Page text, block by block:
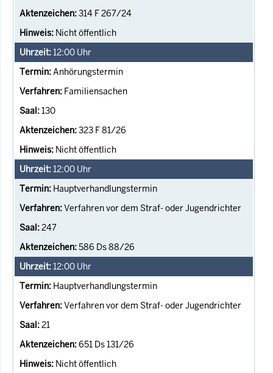
314 F 267/24
Nicht öffentlich
12:00 Uhr
Anhörungstermin
Familiensachen
130
323 F 81/26
Nicht öffentlich
12:00 Uhr
Hauptverhandlungstermin
Verfahren vor dem Straf- oder Jugendrichter
247
586 Ds 88/26
12:00 Uhr
Hauptverhandlungstermin
Verfahren vor dem Straf- oder Jugendrichter
21
651 Ds 131/26
Nicht öffentlich